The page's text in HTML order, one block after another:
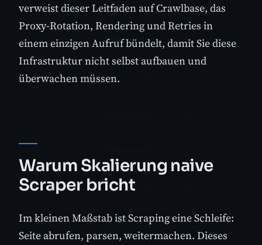
verweist dieser Leitfaden auf Crawlbase, das
Proxy-Rotation, Rendering und Retries in
einem einzigen Aufruf bündelt, damit Sie diese
Infrastruktur nicht selbst aufbauen und
überwachen müssen.
Warum Skalierung naive
Scraper bricht
Im kleinen Maßstab ist Scraping eine Schleife:
Seite abrufen, parsen, weitermachen. Dieses